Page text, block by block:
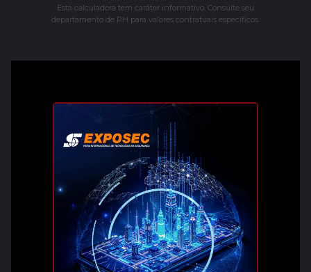
Esta calculadora tem caráter informativo. Consulte seu
departamento de RH para valores contratuais específicos.